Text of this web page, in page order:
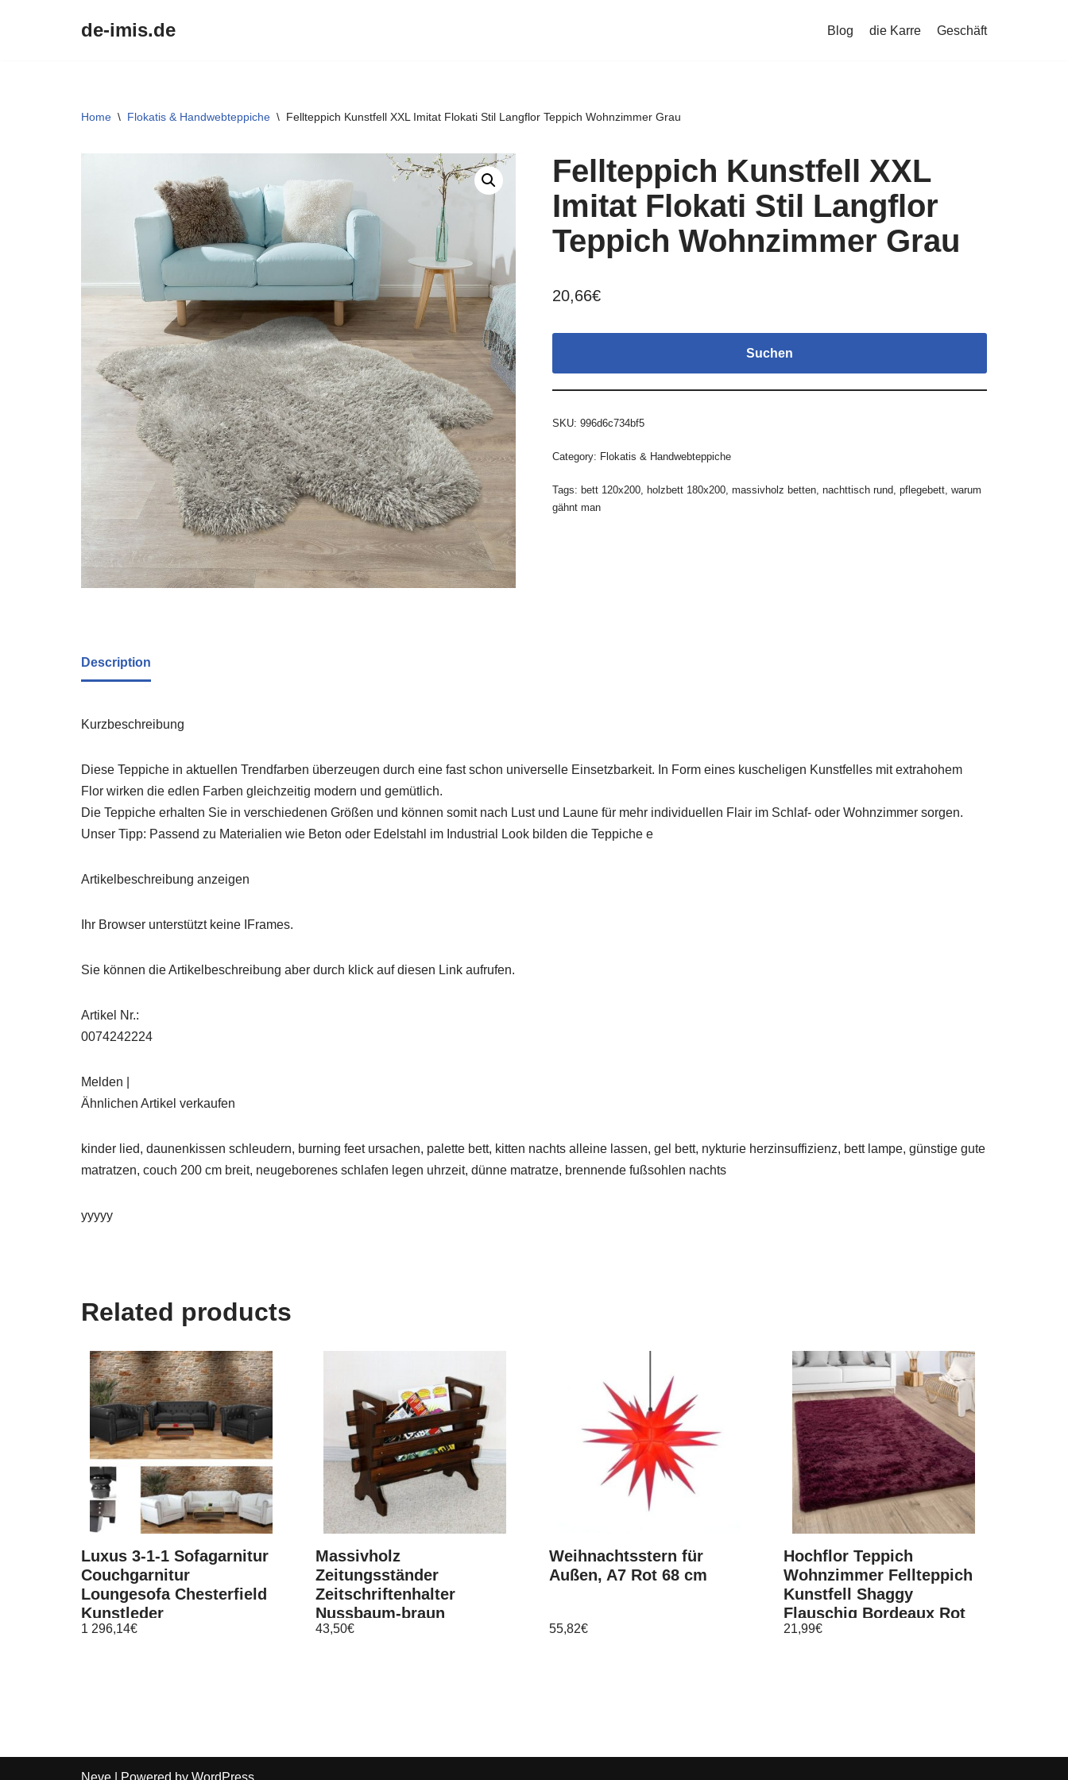
de-imis.de Blog die Karre Geschäft
Home \ Flokatis & Handwebteppiche \ Fellteppich Kunstfell XXL Imitat Flokati Stil Langflor Teppich Wohnzimmer Grau
Fellteppich Kunstfell XXL
Imitat Flokati Stil Langflor
Teppich Wohnzimmer Grau
20,66€
Suchen
SKU: 996d6c734bf5
Category: Flokatis & Handwebteppiche
Tags: bett 120x200, holzbett 180x200, massivholz betten, nachttisch rund, pflegebett, warum
gähnt man
Description
Kurzbeschreibung
Diese Teppiche in aktuellen Trendfarben überzeugen durch eine fast schon universelle Einsetzbarkeit. In Form eines kuscheligen Kunstfelles mit extrahohem
Flor wirken die edlen Farben gleichzeitig modern und gemütlich.
Die Teppiche erhalten Sie in verschiedenen Größen und können somit nach Lust und Laune für mehr individuellen Flair im Schlaf- oder Wohnzimmer sorgen.
Unser Tipp: Passend zu Materialien wie Beton oder Edelstahl im Industrial Look bilden die Teppiche e
Artikelbeschreibung anzeigen
Ihr Browser unterstützt keine IFrames.
Sie können die Artikelbeschreibung aber durch klick auf diesen Link aufrufen.
Artikel Nr.:
0074242224
Melden |
Ähnlichen Artikel verkaufen
kinder lied, daunenkissen schleudern, burning feet ursachen, palette bett, kitten nachts alleine lassen, gel bett, nykturie herzinsuffizienz, bett lampe, günstige gute
matratzen, couch 200 cm breit, neugeborenes schlafen legen uhrzeit, dünne matratze, brennende fußsohlen nachts
yyyyy
Related products
Luxus 3-1-1 Sofagarnitur
Couchgarnitur
Loungesofa Chesterfield
Kunstleder
1 296,14€
Massivholz
Zeitungsständer
Zeitschriftenhalter
Nussbaum-braun
43,50€
Weihnachtsstern für
Außen, A7 Rot 68 cm
55,82€
Hochflor Teppich
Wohnzimmer Fellteppich
Kunstfell Shaggy
Flauschig Bordeaux Rot
21,99€